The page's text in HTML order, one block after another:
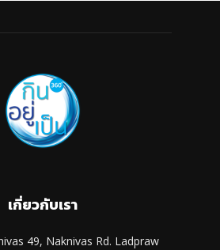
เกี่ยวกับเรา
49, Naknivas Rd. Ladpraw